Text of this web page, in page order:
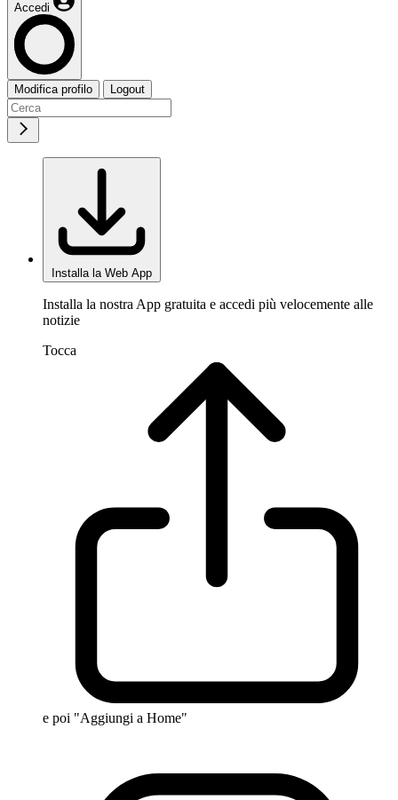
Accedi
Modifica profilo Logout
Installa la Web App
Installa la nostra App gratuita e accedi più velocemente alle
notizie
Tocca
e poi "Aggiungi a Home"